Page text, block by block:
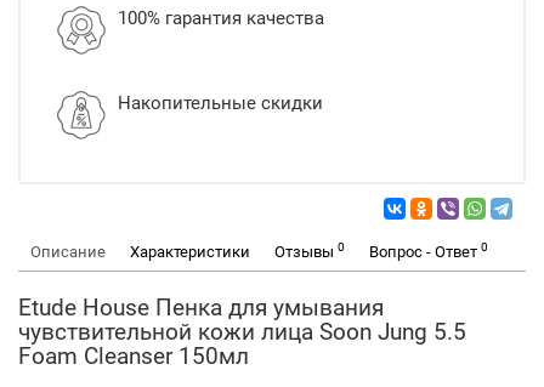
100% гарантия качества
Накопительные скидки
Описание Характеристики Отзывы 0 Вопрос - Ответ 0
Etude House Пенка для умывания
чувствительной кожи лица Soon Jung 5.5
Foam Cleanser 150мл